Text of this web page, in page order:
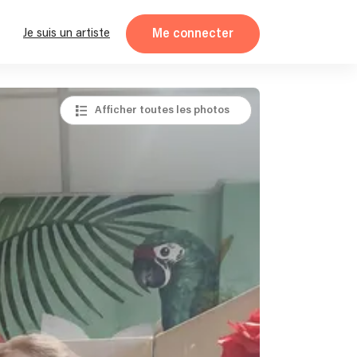
Je suis un artiste Me connecter
Afficher toutes les photos